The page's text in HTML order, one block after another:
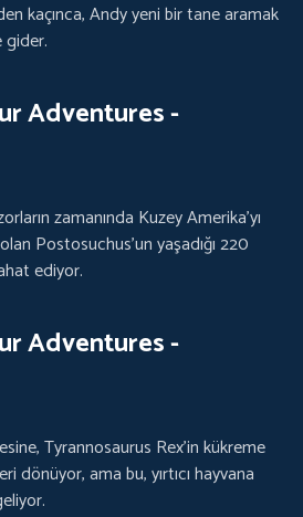
kaçınca, Andy yeni bir tane aramak
gider.
Adventures -
zamanında Kuzey Amerika'yı
Postosuchus'un yaşadığı 220
ediyor.
Adventures -
Tyrannosaurus Rex'in kükreme
dönüyor, ama bu, yırtıcı hayvana